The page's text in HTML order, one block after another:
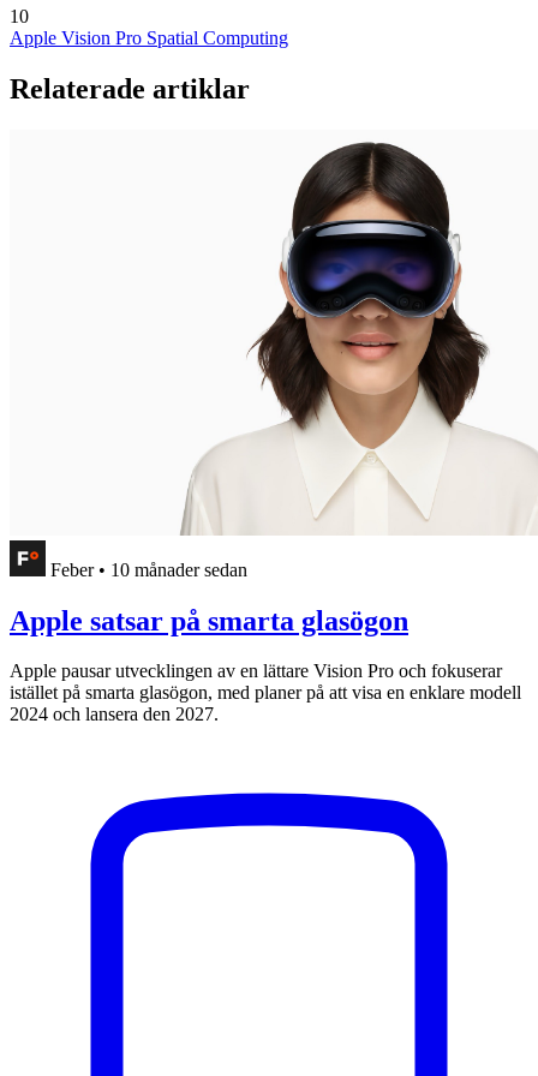
10
Apple Vision Pro Spatial Computing
Relaterade artiklar
Feber • 10 månader sedan
Apple satsar på smarta glasögon
Apple pausar utvecklingen av en lättare Vision Pro och fokuserar
istället på smarta glasögon, med planer på att visa en enklare modell
2024 och lansera den 2027.